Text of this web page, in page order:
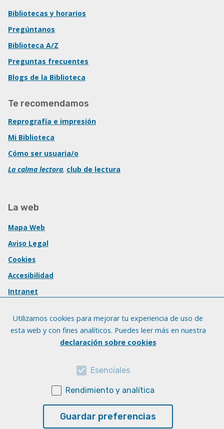
Bibliotecas y horarios
Pregúntanos
Biblioteca A/Z
Preguntas frecuentes
Blogs de la Biblioteca
Te recomendamos
Reprografía e impresión
Mi Biblioteca
Cómo ser usuaria/o
La calma lectora, club de lectura
La web
Mapa Web
Aviso Legal
Cookies
Accesibilidad
Intranet
Utilizamos cookies para mejorar tu experiencia de uso de
esta web y con fines analíticos. Puedes leer más en nuestra
declaración sobre cookies
Esenciales
Rendimiento y analítica
Guardar preferencias